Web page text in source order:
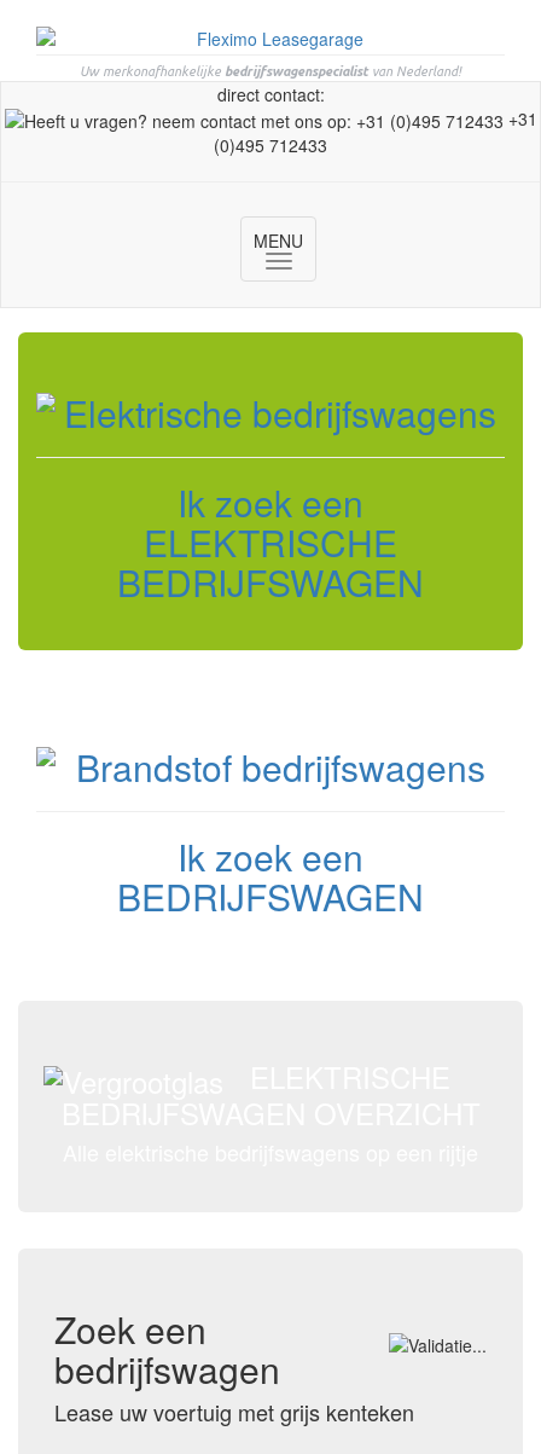
Uw merkonafhankelijke bedrijfswagenspecialistvan Nederland!
direct contact:
+31
(0)495 712433
MENU
Toggle
navigation
Ik zoek een
ELEKTRISCHE
BEDRIJFSWAGEN
Ik zoek een
BEDRIJFSWAGEN
Zoek een
bedrijfswagen
Lease uw voertuig met grijs kenteken